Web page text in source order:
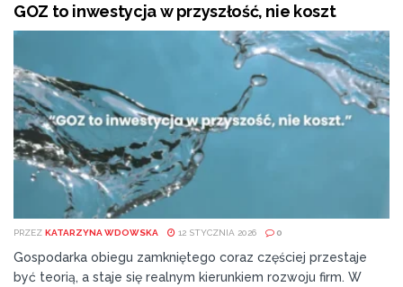
GOZ to inwestycja w przyszłość, nie koszt
PRZEZ KATARZYNA WDOWSKA 12 STYCZNIA 2026 0
Gospodarka obiegu zamkniętego coraz częściej przestaje
być teorią, a staje się realnym kierunkiem rozwoju firm. W